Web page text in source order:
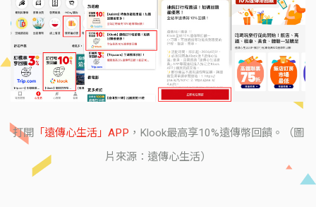
打開 「遠傳心生活」APP ，Klook最高享10%遠傳幣回饋。（圖
片來源：遠傳心生活）